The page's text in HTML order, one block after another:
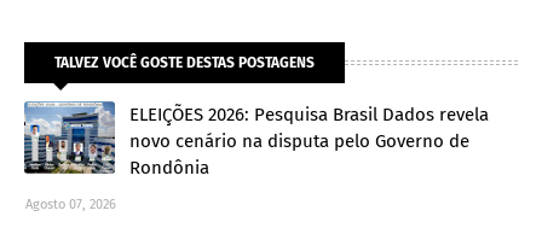
TALVEZ VOCÊ GOSTE DESTAS POSTAGENS
ELEIÇÕES 2026: Pesquisa Brasil Dados revela
novo cenário na disputa pelo Governo de
Rondônia
Agosto 07, 2026